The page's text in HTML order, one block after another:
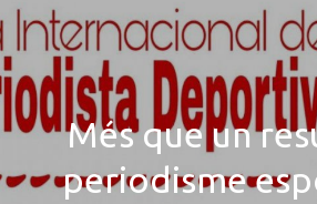
Més que un
periodisme